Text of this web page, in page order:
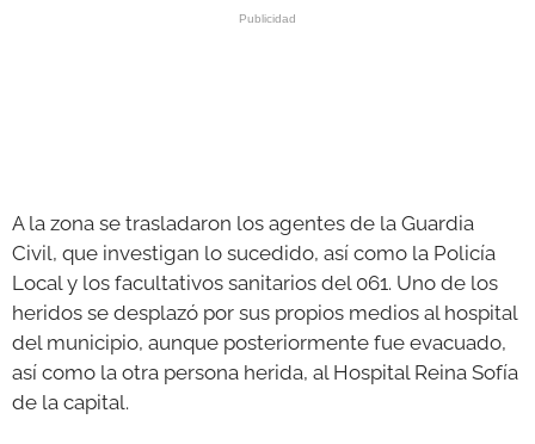
A la zona se trasladaron los agentes de la Guardia
Civil, que investigan lo sucedido, así como la Policía
Local y los facultativos sanitarios del 061. Uno de los
heridos se desplazó por sus propios medios al hospital
del municipio, aunque posteriormente fue evacuado,
así como la otra persona herida, al Hospital Reina Sofía
de la capital.